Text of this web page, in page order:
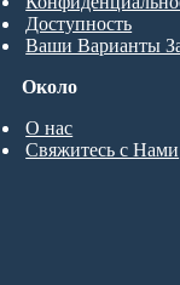
Около
О нас
Свяжитесь с Нами
Доступность
Ваши Варианты